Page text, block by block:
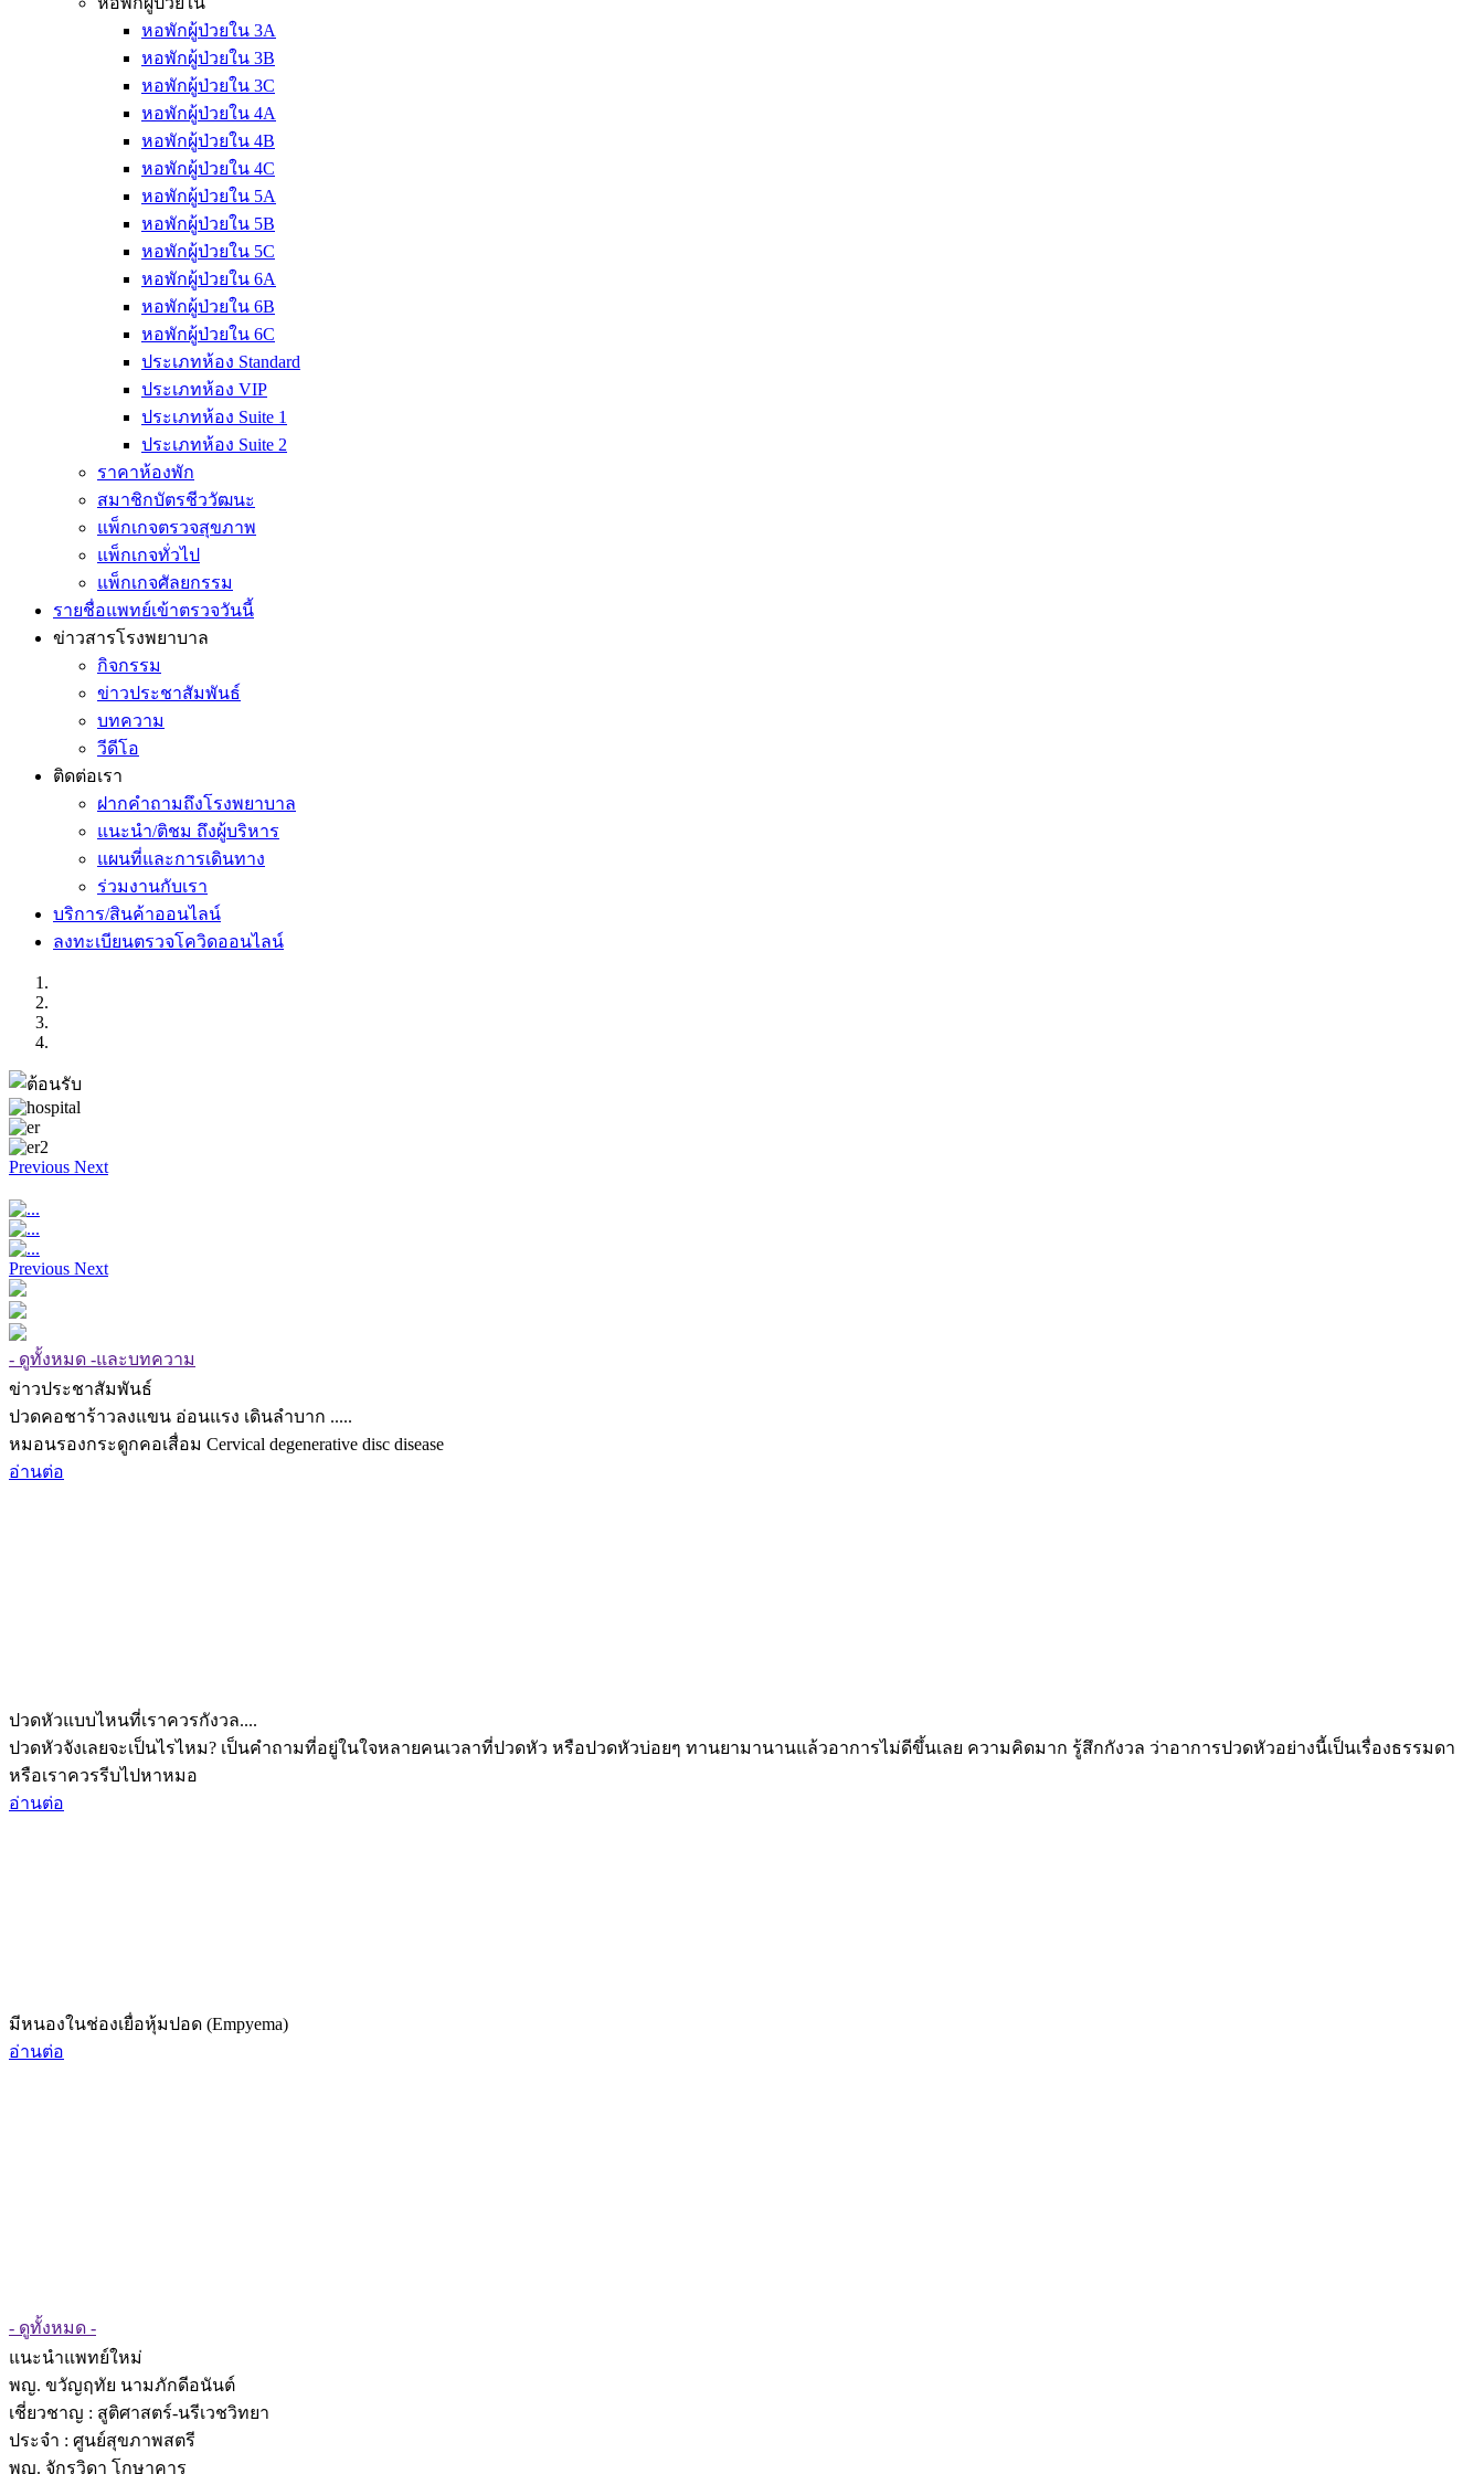
หอพักผู้ป่วยใน 3A
หอพักผู้ป่วยใน 3B
หอพักผู้ป่วยใน 3C
หอพักผู้ป่วยใน 4A
หอพักผู้ป่วยใน 4B
หอพักผู้ป่วยใน 4C
หอพักผู้ป่วยใน 5A
หอพักผู้ป่วยใน 5B
หอพักผู้ป่วยใน 5C
หอพักผู้ป่วยใน 6A
หอพักผู้ป่วยใน 6B
หอพักผู้ป่วยใน 6C
ประเภทห้อง Standard
ประเภทห้อง VIP
ประเภทห้อง Suite 1
ประเภทห้อง Suite 2
ราคาห้องพัก
สมาชิกบัตรชีววัฒนะ
แพ็กเกจตรวจสุขภาพ
แพ็กเกจทั่วไป
แพ็กเกจศัลยกรรม
รายชื่อแพทย์เข้าตรวจวันนี้
ข่าวสารโรงพยาบาล
กิจกรรม
ข่าวประชาสัมพันธ์
บทความ
วีดีโอ
ติดต่อเรา
ฝากคำถามถึงโรงพยาบาล
แนะนำ/ติชม ถึงผู้บริหาร
แผนที่และการเดินทาง
ร่วมงานกับเรา
บริการ/สินค้าออนไลน์
ลงทะเบียนตรวจโควิดออนไลน์
Previous Next
Previous Next
- ดูทั้งหมด -และบทความ
ข่าวประชาสัมพันธ์
ปวดคอชาร้าวลงแขน อ่อนแรง เดินลำบาก .....
หมอนรองกระดูกคอเสื่อม Cervical degenerative disc disease
อ่านต่อ
ปวดหัวแบบไหนที่เราควรกังวล....
ปวดหัวจังเลยจะเป็นไรไหม? เป็นคำถามที่อยู่ในใจหลายคนเวลาที่ปวดหัว หรือปวดหัวบ่อยๆ ทานยามานานแล้วอาการไม่ดีขึ้นเลย ความคิดมาก รู้สึกกังวล ว่าอาการปวดหัวอย่างนี้เป็นเรื่องธรรมดา
หรือเราควรรีบไปหาหมอ
อ่านต่อ
มีหนองในช่องเยื่อหุ้มปอด (Empyema)
อ่านต่อ
- ดูทั้งหมด -
แนะนำแพทย์ใหม่
พญ. ขวัญฤทัย นามภักดีอนันต์
เชี่ยวชาญ : สูติศาสตร์-นรีเวชวิทยา
ประจำ : ศูนย์สุขภาพสตรี
พญ. จักรวิดา โกษาคาร